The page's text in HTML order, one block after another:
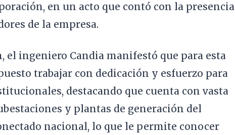
en un acto que contó con la presencia
de la empresa.
el ingeniero Candia manifestó que para esta
trabajar con dedicación y esfuerzo para
destacando que cuenta con vasta
y plantas de generación del
nacional, lo que le permite conocer